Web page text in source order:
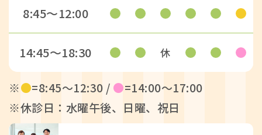
8:45〜12:00
14:45〜18:30 休
※●=8:45〜12:30 / ●=14:00〜17:00
※休診日：水曜午後、日曜、祝日